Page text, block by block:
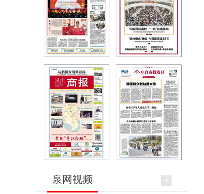
泉网视频